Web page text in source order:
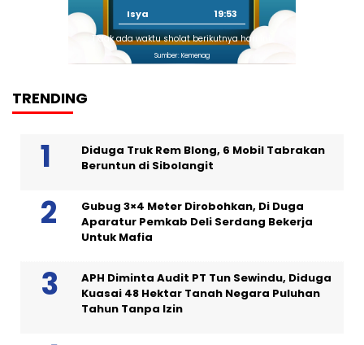
Isya
19:53
Tidak ada waktu sholat berikutnya hari ini.
Sumber: Kemenag
TRENDING
Diduga Truk Rem Blong, 6 Mobil Tabrakan
Beruntun di Sibolangit
Gubug 3×4 Meter Dirobohkan, Di Duga
Aparatur Pemkab Deli Serdang Bekerja
Untuk Mafia
APH Diminta Audit PT Tun Sewindu, Diduga
Kuasai 48 Hektar Tanah Negara Puluhan
Tahun Tanpa Izin